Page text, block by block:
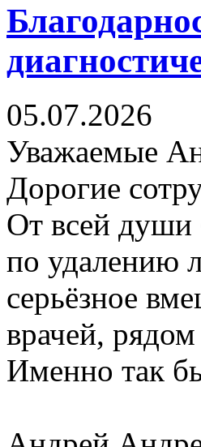
05.07.2026
Уважаемые
Дорогие
От всей души
по удалению
серьёзное
врачей,
Именно так